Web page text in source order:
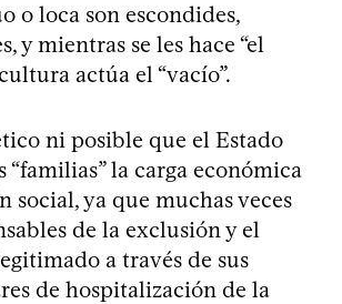
o loca son escondides,
y mientras se les hace “el
actúa el “vacío”.
ni posible que el Estado
“familias” la carga económica
social, ya que muchas veces
de la exclusión y el
a través de sus
de hospitalización de la